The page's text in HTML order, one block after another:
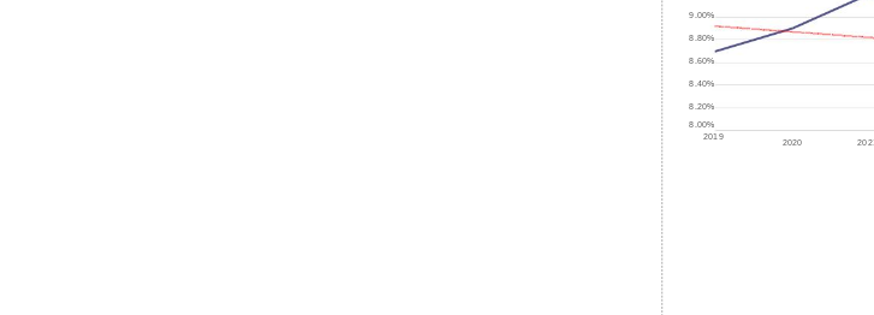
9.00%
8.80%
8.60%
8.40%
8.20%
8.00%
2019
2020